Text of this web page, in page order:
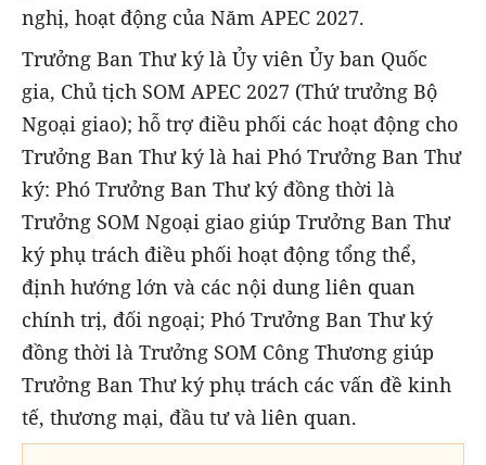
nghị, hoạt động của Năm APEC 2027.
Trưởng Ban Thư ký là Ủy viên Ủy ban Quốc
gia, Chủ tịch SOM APEC 2027 (Thứ trưởng Bộ
Ngoại giao); hỗ trợ điều phối các hoạt động cho
Trưởng Ban Thư ký là hai Phó Trưởng Ban Thư
ký: Phó Trưởng Ban Thư ký đồng thời là
Trưởng SOM Ngoại giao giúp Trưởng Ban Thư
ký phụ trách điều phối hoạt động tổng thể,
định hướng lớn và các nội dung liên quan
chính trị, đối ngoại; Phó Trưởng Ban Thư ký
đồng thời là Trưởng SOM Công Thương giúp
Trưởng Ban Thư ký phụ trách các vấn đề kinh
tế, thương mại, đầu tư và liên quan.